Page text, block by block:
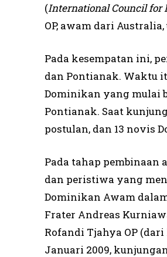
(International Council for
OP, awam dari
Pada kesempatan ini,
dan Pontianak. Waktu
Dominikan yang mulai
Pontianak. Saat
postulan, dan 13 novis
Pada tahap pembinaan
dan peristiwa yang
Dominikan Awam
Frater Andreas
Rofandi Tjahya OP
Januari 2009,